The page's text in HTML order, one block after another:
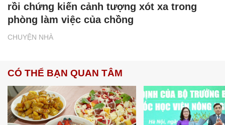
CHUYỆN NHÀ
rồi chứng kiến cảnh tượng xót xa trong
phòng làm việc của chồng
CÓ THỂ BẠN QUAN TÂM